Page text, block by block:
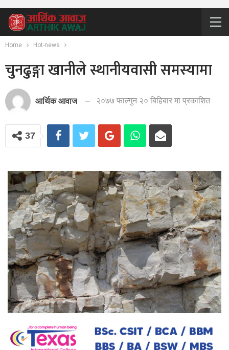
Home Hot-news
चुनढुङ्गा खानीले स्थानीयवासी समस्यामा
आर्थिक आवाज २०७७ फाल्गुन २० बिहिबार मा प्रकाशित
37